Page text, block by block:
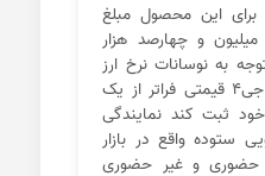
این محصول مبلغ
و چهارصد هزار
به نوسانات نرخ ارز
پیش بینی می‌شود جک جی۴ قیمتی فراتر از یک
خود ثبت کند نمایندگی
ستوده واقع در بازار
حضوری و غیر حضوری